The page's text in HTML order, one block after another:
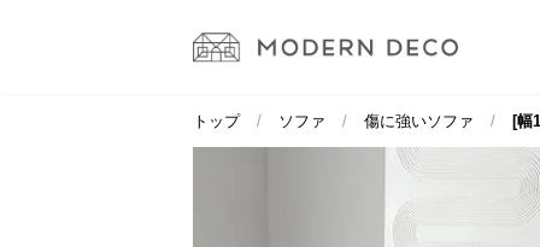
トップ ソファ 傷に強いソファ [幅